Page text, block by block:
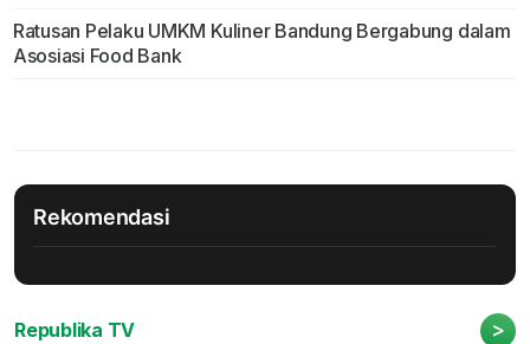
Ratusan Pelaku UMKM Kuliner Bandung Bergabung dalam
Asosiasi Food Bank
Rekomendasi
Republika TV >